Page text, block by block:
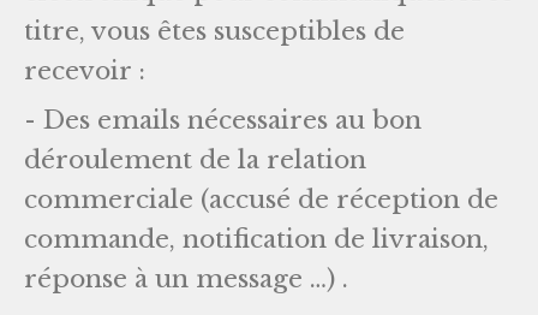
titre, vous êtes susceptibles de
recevoir :
- Des emails nécessaires au bon
déroulement de la relation
commerciale (accusé de réception de
commande, notification de livraison,
réponse à un message …) .